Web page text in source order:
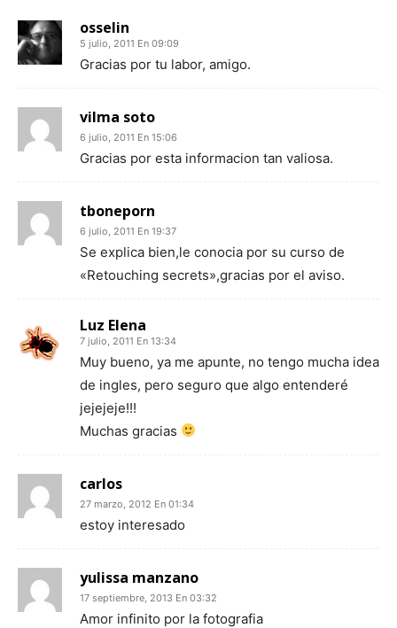
osselin
5 julio, 2011 En 09:09
Gracias por tu labor, amigo.
vilma soto
6 julio, 2011 En 15:06
Gracias por esta informacion tan valiosa.
tboneporn
6 julio, 2011 En 19:37
Se explica bien,le conocia por su curso de
«Retouching secrets»,gracias por el aviso.
Luz Elena
7 julio, 2011 En 13:34
Muy bueno, ya me apunte, no tengo mucha idea
de ingles, pero seguro que algo entenderé
jejejeje!!!
Muchas gracias
carlos
27 marzo, 2012 En 01:34
estoy interesado
yulissa manzano
17 septiembre, 2013 En 03:32
Amor infinito por la fotografia